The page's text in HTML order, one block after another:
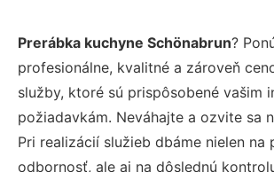
Prerábka kuchyne Schönabrun?
profesionálne, kvalitné a zároveň
služby, ktoré sú prispôsobené vašim
požiadavkám. Neváhajte a ozvite sa
Pri realizácií služieb dbáme nielen na
odbornosť, ale aj na dôslednú